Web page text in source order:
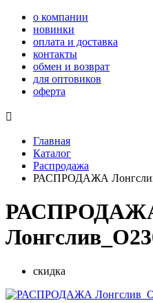
о компании
новинки
оплата и доставка
контакты
обмен и возврат
для оптовиков
оферта

Главная
Каталог
Распродажа
РАСПРОДАЖА
скидка